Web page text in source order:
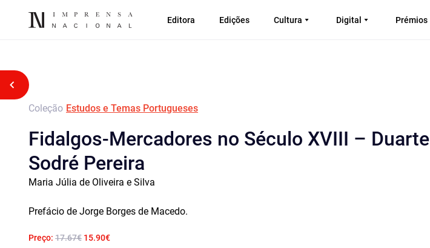
Editora Edições Cultura Digital Prémios
Voltar atrás
Coleção Estudos e Temas Portugueses
Fidalgos-Mercadores no Século XVIII – Duarte
Sodré Pereira
Maria Júlia de Oliveira e Silva
Prefácio de Jorge Borges de Macedo.
Preço: 17.67€ 15.90€